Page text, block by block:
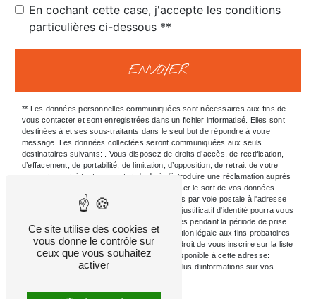
En cochant cette case, j'accepte les conditions
particulières ci-dessous **
ENVOYER
** Les données personnelles communiquées sont nécessaires aux fins de
vous contacter et sont enregistrées dans un fichier informatisé. Elles sont
destinées à et ses sous-traitants dans le seul but de répondre à votre
message. Les données collectées seront communiquées aux seuls
destinataires suivants: . Vous disposez de droits d’accès, de rectification,
d’effacement, de portabilité, de limitation, d’opposition, de retrait de votre
consentement à tout moment et du droit d’introduire une réclamation auprès
d’une autorité de contrôle, ainsi que d’organiser le sort de vos données
post-mortem. Vous pouvez exercer ces droits par voie postale à l'adresse
ou par courrier électronique à l'adresse . Un justificatif d'identité pourra vous
être demandé. Nous conservons vos données pendant la période de prise
de contact puis pendant la durée de prescription légale aux fins probatoires
et de gestion des contentieux. Vous avez le droit de vous inscrire sur la liste
d'opposition au démarchage téléphonique, disponible à cette adresse:
. Consultez le site cnil.fr pour plus d’informations sur vos
Ce site utilise des cookies et
vous donne le contrôle sur
ceux que vous souhaitez
activer